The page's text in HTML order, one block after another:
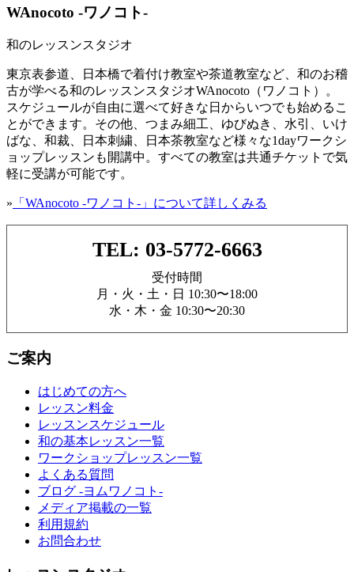
WAnocoto -ワノコト-
和のレッスンスタジオ
東京表参道、日本橋で着付け教室や茶道教室など、和のお稽
古が学べる和のレッスンスタジオWAnocoto（ワノコト）。
スケジュールが自由に選べて好きな日からいつでも始めるこ
とができます。その他、つまみ細工、ゆびぬき、水引、いけ
ばな、和裁、日本刺繍、日本茶教室など様々な1dayワークシ
ョップレッスンも開講中。すべての教室は共通チケットで気
軽に受講が可能です。
» 「WAnocoto -ワノコト-」について詳しくみる
TEL: 03-5772-6663
受付時間
月・火・土・日 10:30〜18:00
水・木・金 10:30〜20:30
ご案内
はじめての方へ
レッスン料金
レッスンスケジュール
和の基本レッスン一覧
ワークショップレッスン一覧
よくある質問
ブログ -ヨムワノコト-
メディア掲載の一覧
利用規約
お問合わせ